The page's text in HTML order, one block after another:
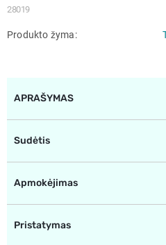
28019
Produkto žyma
APRAŠYMAS
Sudėtis
Apmokėjimas
Pristatymas